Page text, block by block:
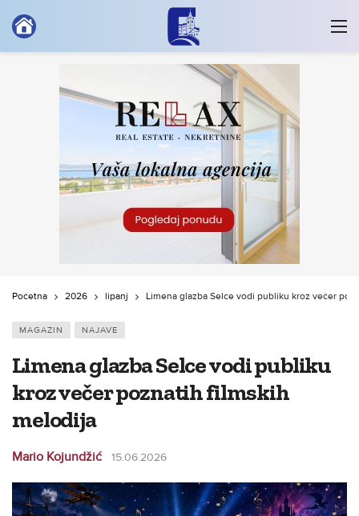
Početna 2026 lipanj Limena glazba Selce vodi publiku kroz večer
MAGAZIN NAJAVE
Limena glazba Selce vodi publiku
kroz večer poznatih filmskih
melodija
Mario Kojundžić 15.06.2026